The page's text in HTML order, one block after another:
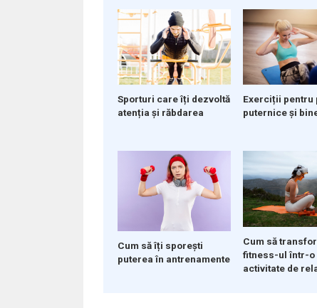
Sporturi care îți dezvoltă
atenția și răbdarea
Exerciții pentru
puternice și
Cum să îți sporești
puterea în antrenamente
Cum să
fitness-ul într-o
activitate de